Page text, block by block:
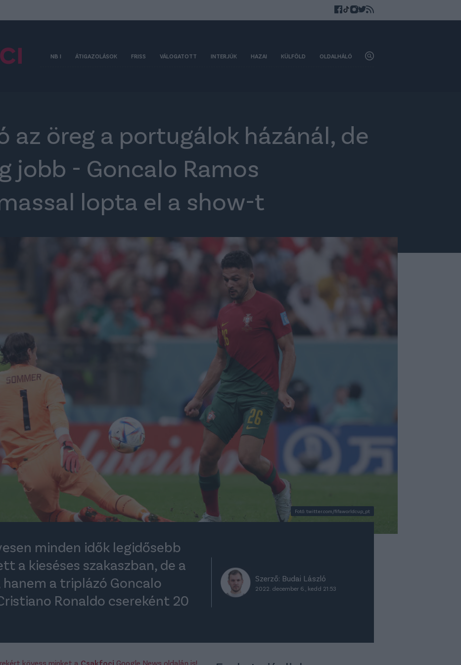
NB I ÁTIGAZOLÁSOK FRISS VÁLOGATOTT INTERJÚK HAZAI KÜLFÖLD OLDALHÁLÓ
az öreg a portugálok házánál, de
jobb - Goncalo Ramos
lopta el a show-t
Fotó: twitter.com/fifaworldcup_pt
minden idők legidősebb
a kieséses szakaszban, de a
a triplázó Goncalo
Ronaldo csereként 20
Szerző: Budai László
2022. december 6., kedd 21:53
kövess minket a Csakfoci Google News oldalán is!